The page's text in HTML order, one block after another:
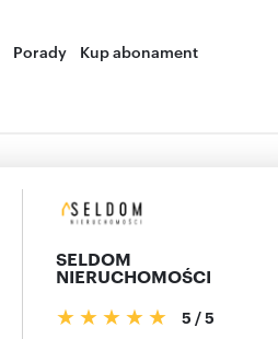
Porady Kup abonament
SELDOM
NIERUCHOMOŚCI
5 /5